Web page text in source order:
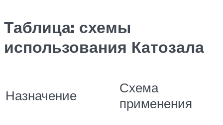
Таблица: схемы
использования Катозала
Назначение
Схема
применения